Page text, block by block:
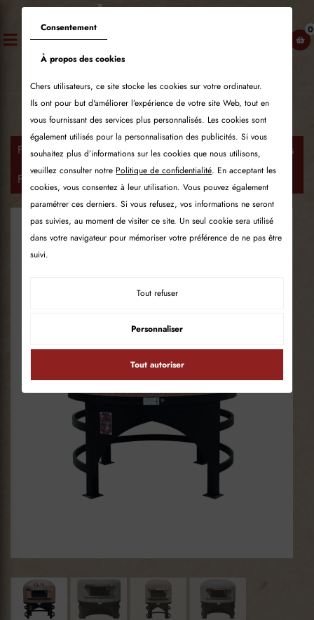
0
Fours à pizza Fours à pizza au gaz
Fours statiques
Four à pizza au gaz MF120DG | 6-7 PIZZA MANNA
FORNI
Consentement
À propos des cookies
Chers utilisateurs, ce site stocke les cookies sur votre ordinateur.
Ils ont pour but d'améliorer l’expérience de votre site Web, tout en
vous fournissant des services plus personnalisés. Les cookies sont
également utilisés pour la personnalisation des publicités. Si vous
souhaitez plus d’informations sur les cookies que nous utilisons,
veuillez consulter notre Politique de confidentialité. En acceptant les
cookies, vous consentez à leur utilisation. Vous pouvez également
paramétrer ces derniers. Si vous refusez, vos informations ne seront
pas suivies, au moment de visiter ce site. Un seul cookie sera utilisé
dans votre navigateur pour mémoriser votre préférence de ne pas être
suivi.
Tout refuser
Personnaliser
Tout autoriser